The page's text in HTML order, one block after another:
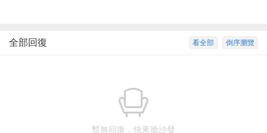
倒序瀏覽
看全部
全部回復
暫無回復，快來搶沙發